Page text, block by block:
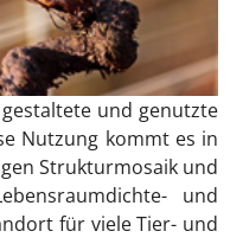
und genutzte
Nutzung kommt es in
Strukturmosaik und
und
für viele Tier- und